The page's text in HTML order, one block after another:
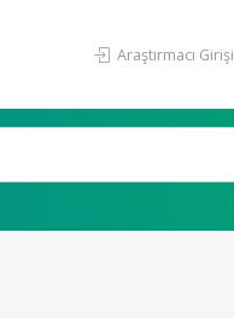
Araştırmacı Girişi